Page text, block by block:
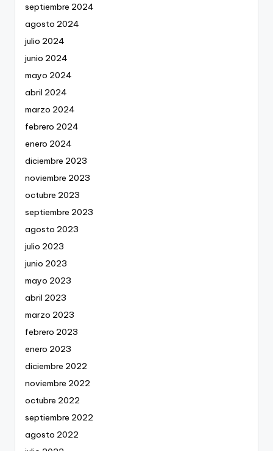
septiembre 2024
agosto 2024
julio 2024
junio 2024
mayo 2024
abril 2024
marzo 2024
febrero 2024
enero 2024
diciembre 2023
noviembre 2023
octubre 2023
septiembre 2023
agosto 2023
julio 2023
junio 2023
mayo 2023
abril 2023
marzo 2023
febrero 2023
enero 2023
diciembre 2022
noviembre 2022
octubre 2022
septiembre 2022
agosto 2022